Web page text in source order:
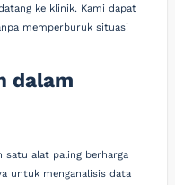
ke klinik. Kami dapat
memperburuk situasi
dalam
satu alat paling berharga
untuk menganalisis data